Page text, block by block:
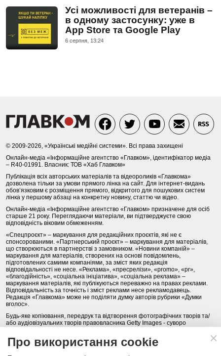
Усі можливості для ветеранів –
в одному застосунку: уже в
App Store та Google Play
6 серпня, 13:24
© 2009-2026, «Українські медійні системи». Всі права захищені
Онлайн-медіа «Інформаційне агентство «Главком», ідентифікатор медіа
– R40-01991. Власник: ТОВ «Хаб Главком»
Публікація всіх авторських матеріалів та відеороликів «Главкома»
дозволена тільки за умови прямого лінка на сайт. Для інтернет-видань
обов’язковим є розміщення прямого, відкритого для пошукових систем
лінка у першому абзаці на конкретну новину, статтю чи відео.
Онлайн-медіа «Інформаційне агентство «Главком» призначене для осіб
старше 21 року. Переглядаючи матеріали, ви підтверджуєте свою
відповідність віковим обмеженням.
«Спецпроєкт» – маркування для редакційних проєктів, які не є
спонсорованими. «Партнерський проєкт» – маркування для матеріалів,
що створюються в партнерстві з замовником. «Новини компаній» –
маркування для матеріалів, створених на основі повідомлень,
підготовлених самими компаніями, за зміст яких редакція
відповідальності не несе. «Реклама», «пресрелізи», «promo», «pr»,
«благодійність», «соціальна ініціатива», «соціальна реклама» –
маркування матеріалів, які публікуються переважно на правах реклами.
Відповідальність за точність і зміст реклами несе рекламодавець.
Редакція «Главкома» може не поділяти думку авторів рубрики «Думки
вголос».
Будь-яке копіювання, передрук та відтворення фотографічних творів та/
або аудіовізуальних творів правовласника Getty Images - суворо
Політика конфіденційності (Privacy Policy). Правила сайту
Про використання cookie